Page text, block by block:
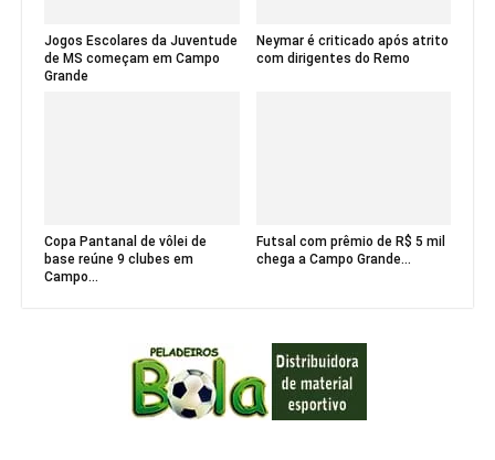
Jogos Escolares da Juventude
de MS começam em Campo
Grande
Neymar é criticado após atrito
com dirigentes do Remo
Copa Pantanal de vôlei de
base reúne 9 clubes em
Campo...
Futsal com prêmio de R$ 5 mil
chega a Campo Grande...